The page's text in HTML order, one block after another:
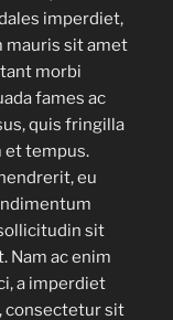
imperdiet,
mauris sit amet
morbi
fames ac
quis fringilla
et tempus.
eu
sit
Nam ac enim
a imperdiet
consectetur sit